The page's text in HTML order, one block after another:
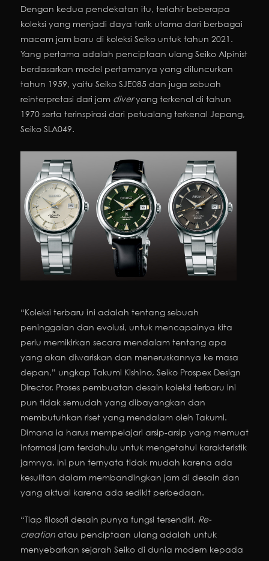
Dengan kedua pendekatan itu, terlahir beberapa
koleksi yang menjadi daya tarik utama dari berbagai
macam jam baru di koleksi Seiko untuk tahun 2021.
Yang pertama adalah penciptaan ulang Seiko Alpinist
berdasarkan model pertamanya yang diluncurkan
tahun 1959, yaitu Seiko SJE085 dan juga sebuah
reinterpretasi dari jam diveryang terkenal di tahun
1970 serta terinspirasi dari petualang terkenal Jepang,
Seiko SLA049.
“Koleksi terbaru ini adalah tentang sebuah
peninggalan dan evolusi, untuk mencapainya kita
perlu memikirkan secara mendalam tentang apa
yang akan diwariskan dan meneruskannya ke masa
depan,” ungkap Takumi Kishino, Seiko Prospex Design
Director. Proses pembuatan desain koleksi terbaru ini
pun tidak semudah yang dibayangkan dan
membutuhkan riset yang mendalam oleh Takumi.
Dimana ia harus mempelajari arsip-arsip yang memuat
informasi jam terdahulu untuk mengetahui karakteristik
jamnya. Ini pun ternyata tidak mudah karena ada
kesulitan dalam membandingkan jam di desain dan
yang aktual karena ada sedikit perbedaan.
“Tiap filosofi desain punya fungsi tersendiri, Re-
creation atau penciptaan ulang adalah untuk
menyebarkan sejarah Seiko di dunia modern kepada